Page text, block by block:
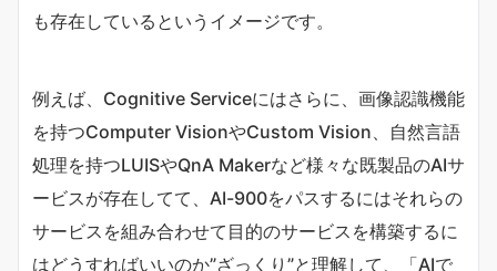
も存在しているというイメージです。
例えば、Cognitive Serviceにはさらに、画像認識機能
を持つComputer VisionやCustom Vision、自然言語
処理を持つLUISやQnA Makerなど様々な既製品のAIサ
ービスが存在してて、AI-900をパスするにはそれらの
サービスを組み合わせて目的のサービスを構築するに
はどうすればいいのか”ざっくり”と理解して、「AIで